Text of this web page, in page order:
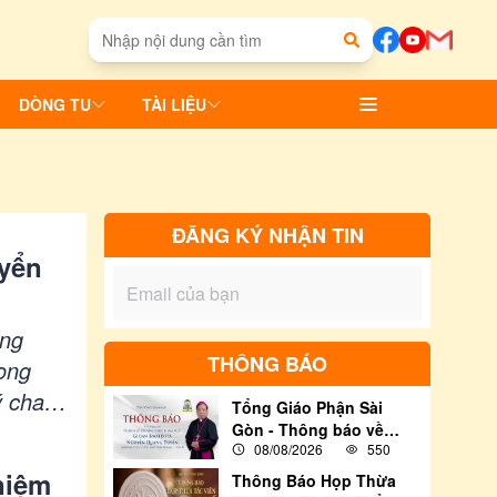
DÒNG TU TÀI LIỆU
cha
ĐĂNG KÝ NHẬN TIN
THÔNG BÁO
Tổng Giáo Phận Sài
Gòn - Thông báo về
việc tham dự Thánh lễ
Truyền chức Giám Mục
08/08/2026 550
Thông Báo Họp Thừa